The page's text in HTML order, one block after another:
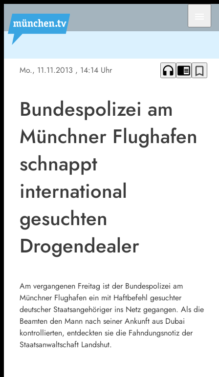
Mo., 11.11.2013 , 14:14 Uhr headphones chrome_reader_mode bookmark_border
Bundespolizei am
Münchner Flughafen
schnappt
international
gesuchten
Drogendealer
Am vergangenen Freitag ist der Bundespolizei am
Münchner Flughafen ein mit Haftbefehl gesuchter
deutscher Staatsangehöriger ins Netz gegangen. Als die
Beamten den Mann nach seiner Ankunft aus Dubai
kontrollierten, entdeckten sie die Fahndungsnotiz der
Staatsanwaltschaft Landshut.